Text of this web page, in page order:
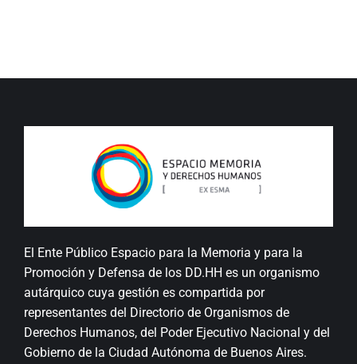
El Ente Público Espacio para la Memoria y para la
Promoción y Defensa de los DD.HH es un organismo
autárquico cuya gestión es compartida por
representantes del Directorio de Organismos de
Derechos Humanos, del Poder Ejecutivo Nacional y del
Gobierno de la Ciudad Autónoma de Buenos Aires.